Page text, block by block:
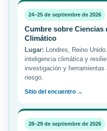
24–25 de septiembre de 2026
Cumbre sobre Ciencias
Climático
Lugar: Londres, Reino Unido.
inteligencia climática y
investigación y herramientas
riesgo.
Sitio del encuentro →
28–29 de septiembre de 2026